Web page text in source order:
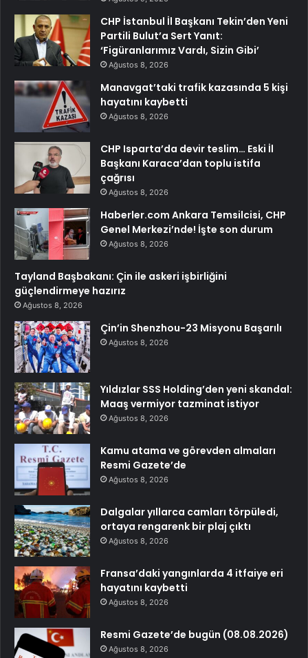
CHP İstanbul İl Başkanı Tekin’den Yeni
Partili Bulut’a Sert Yanıt:
‘Figüranlarımız Vardı, Sizin Gibi’
Ağustos 8, 2026
Manavgat’taki trafik kazasında 5 kişi
hayatını kaybetti
Ağustos 8, 2026
CHP Isparta’da devir teslim… Eski İl
Başkanı Karaca’dan toplu istifa
çağrısı
Ağustos 8, 2026
Haberler.com Ankara Temsilcisi, CHP
Genel Merkezi’nde! İşte son durum
Ağustos 8, 2026
Tayland Başbakanı: Çin ile askeri işbirliğini
güçlendirmeye hazırız
Ağustos 8, 2026
Çin’in Shenzhou-23 Misyonu Başarılı
Ağustos 8, 2026
Yıldızlar SSS Holding’den yeni skandal:
Maaş vermiyor tazminat istiyor
Ağustos 8, 2026
Kamu atama ve görevden almaları
Resmi Gazete’de
Ağustos 8, 2026
Dalgalar yıllarca camları törpüledi,
ortaya rengarenk bir plaj çıktı
Ağustos 8, 2026
Fransa’daki yangınlarda 4 itfaiye eri
hayatını kaybetti
Ağustos 8, 2026
Resmi Gazete’de bugün (08.08.2026)
Ağustos 8, 2026